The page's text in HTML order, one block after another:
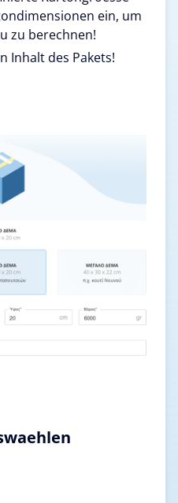
ein, um
zu berechnen!
Inhalt des Pakets!